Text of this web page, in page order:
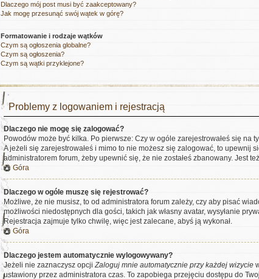
Dlaczego mój post musi być zaakceptowany?
Jak mogę przesunąć swój wątek w górę?
Formatowanie i rodzaje wątków
Czym są ogłoszenia globalne?
Czym są ogłoszenia?
Czym są wątki przyklejone?
Problemy z logowaniem i rejestracją
Dlaczego nie mogę się zalogować?
Powodów może być kilka. Po pierwsze: Czy w ogóle zarejestrowałeś się
A jeżeli się zarejestrowałeś i mimo to nie możesz się zalogować, to upewnij
administratorem forum, żeby upewnić się, że nie zostałeś zbanowany. Jest
Góra
Dlaczego w ogóle muszę się rejestrować?
Możliwe, że nie musisz, to od administratora forum zależy, czy aby pisać
możliwości niedostępnych dla gości, takich jak własny avatar, wysyłanie
Rejestracja zajmuje tylko chwilę, więc jest zalecane, abyś ją wykonał.
Góra
Dlaczego jestem automatycznie wylogowywany?
Jeżeli nie zaznaczysz opcjiZaloguj mnie automatycznie przy każdej wizycie
ustawiony przez administratora czas. To zapobiega przejęciu dostępu do